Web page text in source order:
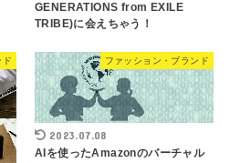
GENERATIONS from EXILE
TRIBE)に会えちゃう！
ド ファッション・ブランド
2023.07.08
AIを使ったAmazonのバーチャル